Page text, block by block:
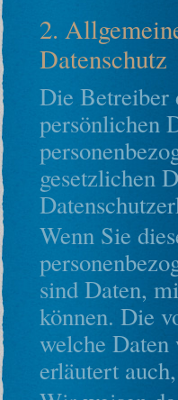
2.
Datenschutz
Die Betreiber
persönlichen
gesetzlichen
Wenn Sie
sind Daten,
können. Die
welche
erläutert